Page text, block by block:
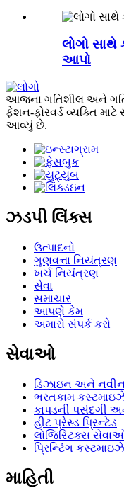
લોગો
આપો
આજના ગતિશીલ અને
ફેશન-ફોરવર્ડ વ્યક્તિ માટે
આવ્યું છે.
ઝડપી લિંક્સ
ઉત્પાદનો
ગુણવત્તા નિયંત્રણ
ખર્ચ નિયંત્રણ
સેવા
સમાચાર
આપણે કેમ
અમારો સંપર્ક કરો
સેવાઓ
ડિઝાઇન અને
ભરતકામ
કાપડની પસંદગી
હીટ પ્રેસ્ડ પ્રિન્ટેડ
લોજિસ્ટિક્સ
પ્રિન્ટિંગ
માહિતી